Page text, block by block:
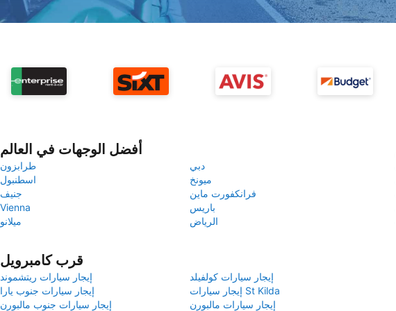
أفضل الوجهات في العالم
طرابزون
دبي
اسطنبول
ميونخ
جنيف
فرانكفورت ماين
Vienna
باريس
ميلانو
الرياض
قرب كامبرويل
إيجار سيارات ريتشموند
إيجار سيارات كولفيلد
إيجار سيارات جنوب يارا
إيجار سيارات St Kilda
إيجار سيارات جنوب مالبورن
إيجار سيارات مالبورن